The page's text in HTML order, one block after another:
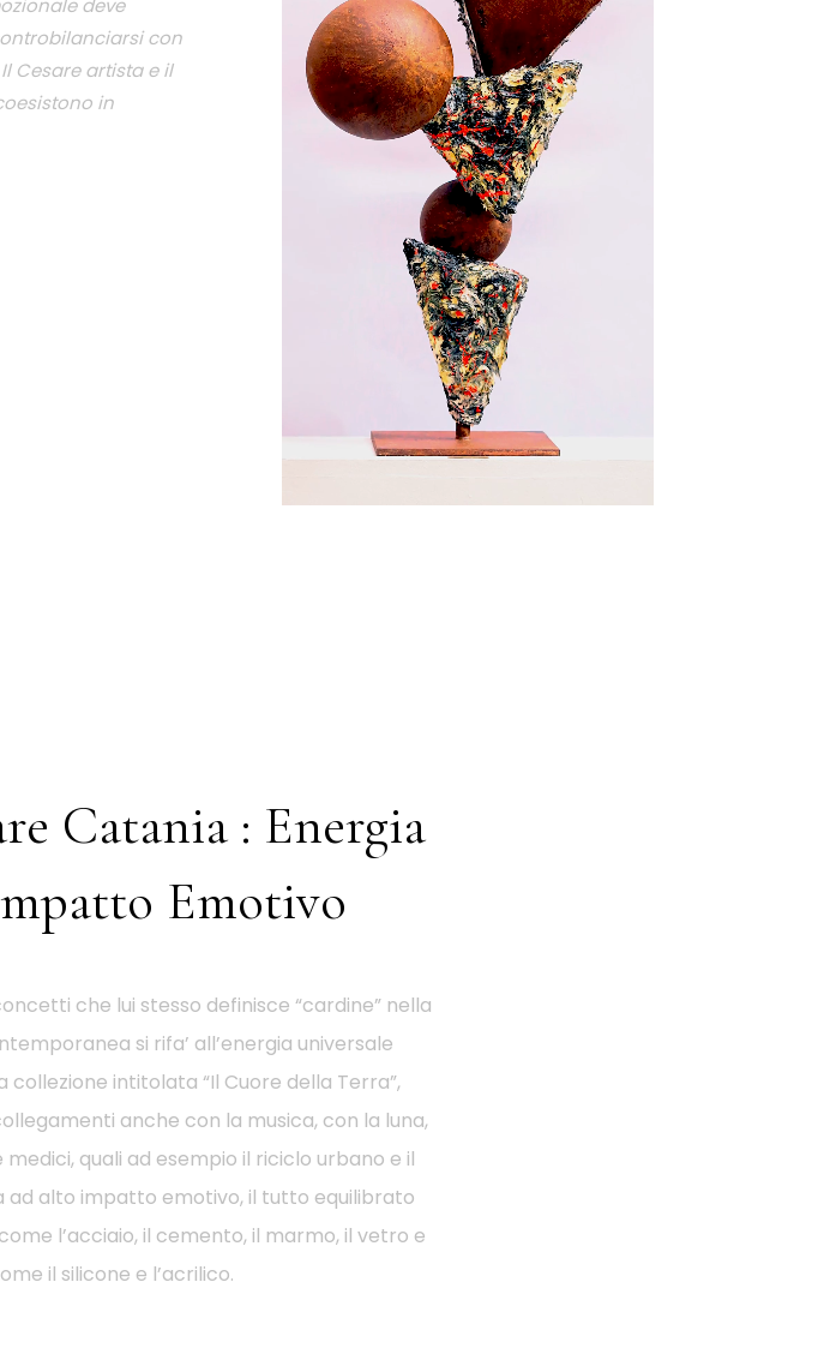
deve
con
Cesare artista e il
in
Catania : Energia
Emotivo
che lui stesso definisce “cardine” nella
si rifa’ all’energia universale
intitolata “Il Cuore della Terra”,
anche con la musica, con la luna,
quali ad esempio il riciclo urbano e il
alto impatto emotivo, il tutto equilibrato
l’acciaio, il cemento, il marmo, il vetro e
il silicone e l’acrilico.